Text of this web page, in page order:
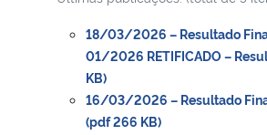
Banco Central do Brasil
18/03/2026 – Resultado
01/2026 RETIFICADO –
KB)
16/03/2026 – Resultado
(pdf 266 KB)